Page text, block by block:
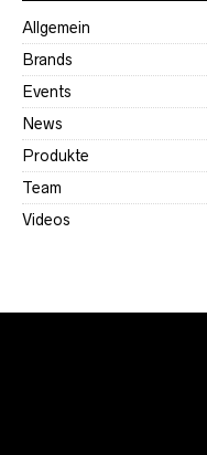
Allgemein
Brands
Events
News
Produkte
Team
Videos